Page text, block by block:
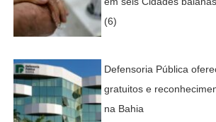
(6)
Defensoria Pública
gratuitos e
na Bahia